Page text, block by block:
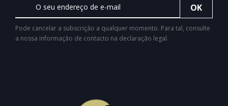
Pode cancelar a subscrição a qualquer momento. Para tal, consulte
a nossa informação de contacto na declaração legal.